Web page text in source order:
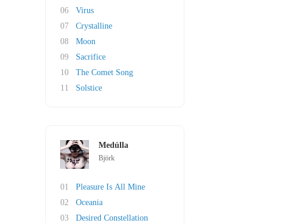
06
Virus
07
Crystalline
08
Moon
09
Sacrifice
10
The Comet Song
11
Solstice
Medúlla
Björk
01
Pleasure Is All Mine
02
Oceania
03
Desired Constellation